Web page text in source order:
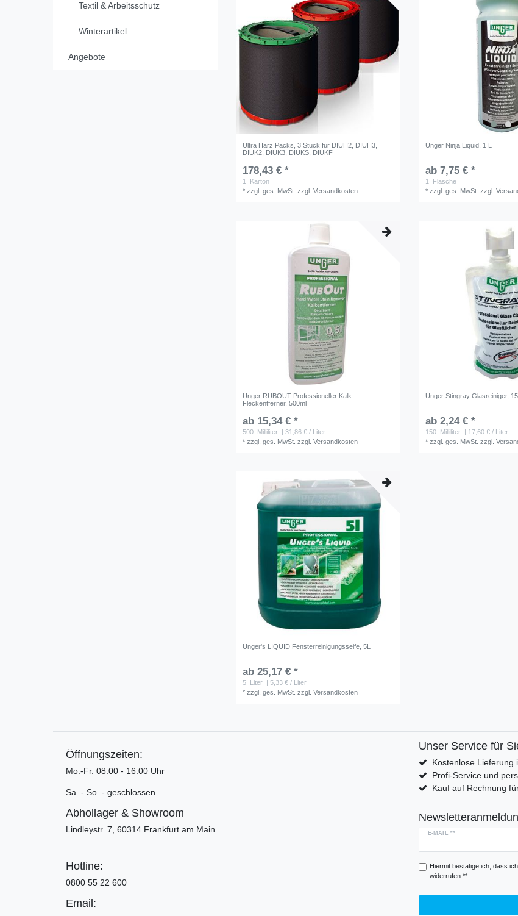
Textil & Arbeitsschutz
Winterartikel
Angebote
Ultra Harz Packs, 3 Stück für DIUH2, DIUH3,
DIUK2, DIUK3, DIUKS, DIUKF
178,43 € *
1
Karton
*zzgl. ges. MwSt. zzgl.Versandkosten
Unger Ninja Liquid, 1 L
ab 7,75 € *
1
Flasche
*zzgl. ges. MwSt. zzgl.
Unger RUBOUT Professioneller Kalk-
Fleckentferner, 500ml
ab 15,34 € *
500 Milliliter | 31,86 € / Liter
*zzgl. ges. MwSt. zzgl.Versandkosten
Unger Stingray Glasreiniger,
ab 2,24 € *
150 Milliliter | 17,60 € / Liter
*zzgl. ges. MwSt. zzgl.
Unger's LIQUID Fensterreinigungsseife, 5L
ab 25,17 € *
5 Liter
| 5,33 € / Liter
*zzgl. ges. MwSt. zzgl.Versandkosten
Öffnungszeiten:
Mo.-Fr. 08:00 - 16:00 Uhr
Sa. - So. - geschlossen
Abhollager & Showroom
Lindleystr. 7, 60314 Frankfurt am Main
Hotline:
0800 55 22 600
Email:
Unser Service für
Kostenlose Lieferung
Profi-Service und
Kauf auf Rechnung
E-MAIL **
Hiermit bestätige ich, dass
widerrufen.**